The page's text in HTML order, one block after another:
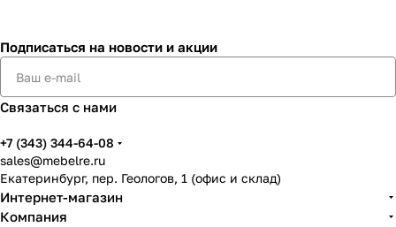
Подписаться на новости и акции
Связаться с нами
+7 (343) 344-64-08
sales@mebelre.ru
Екатеринбург, пер. Геологов, 1 (офис и склад)
Интернет-магазин
Компания